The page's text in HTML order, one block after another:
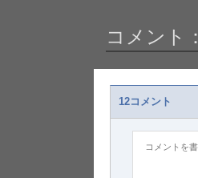
コメント：
12コメント